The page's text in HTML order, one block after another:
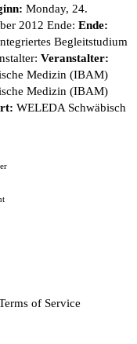
Monday, 24.
2012 Ende: Ende:
Begleitstudium
Veranstalter:
Medizin (IBAM)
Medizin (IBAM)
WELEDA Schwäbisch
of Service